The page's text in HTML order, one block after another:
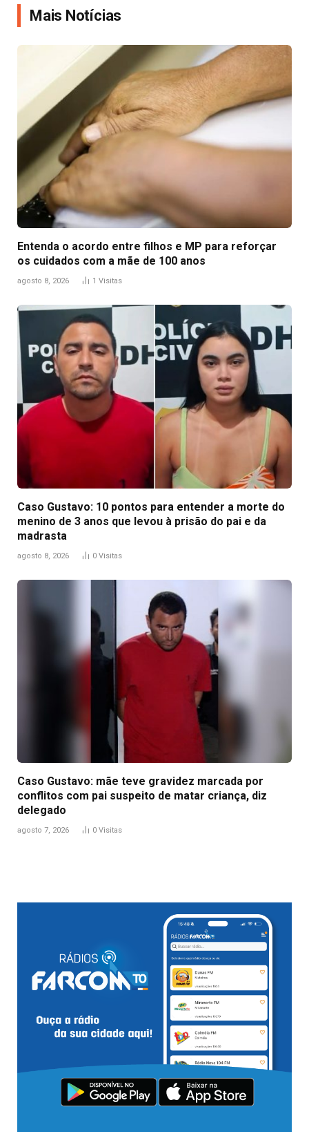
Mais Notícias
Entenda o acordo entre filhos e MP para reforçar
os cuidados com a mãe de 100 anos
agosto 8, 2026 1 Visitas
Caso Gustavo: 10 pontos para entender a morte do
menino de 3 anos que levou à prisão do pai e da
madrasta
agosto 8, 2026 0 Visitas
Caso Gustavo: mãe teve gravidez marcada por
conflitos com pai suspeito de matar criança, diz
delegado
agosto 7, 2026 0 Visitas